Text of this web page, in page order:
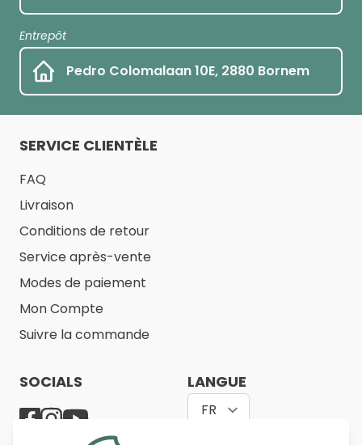
Entrepôt
Pedro Colomalaan 10E, 2880 Bornem
SERVICE CLIENTÈLE
FAQ
Livraison
Conditions de retour
Service après-vente
Modes de paiement
Mon Compte
Suivre la commande
SOCIALS LANGUE
FR